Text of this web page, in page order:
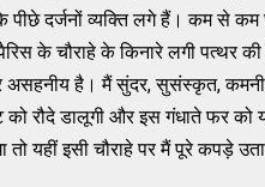
पीछे दर्जनों व्यक्ति लगे हैं। कम से
के चौराहे के किनारे लगी पत्थर
है। मैं सुंदर, सुसंस्कृत,
रौदे डालूगी और इस गंधाते फर
तो यहीं इसी चौराहे पर मैं पूरे कपड़े